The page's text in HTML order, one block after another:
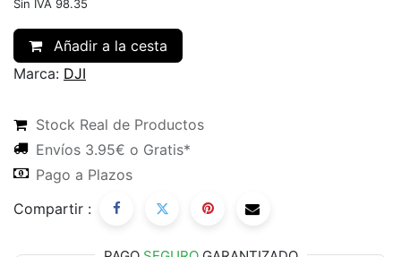
Sin IVA 98.35
Añadir a la cesta
Marca: DJI
Stock Real de Productos
Envíos 3.95€ o Gratis*
Pago a Plazos
Compartir :